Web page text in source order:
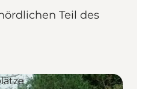
Teil des